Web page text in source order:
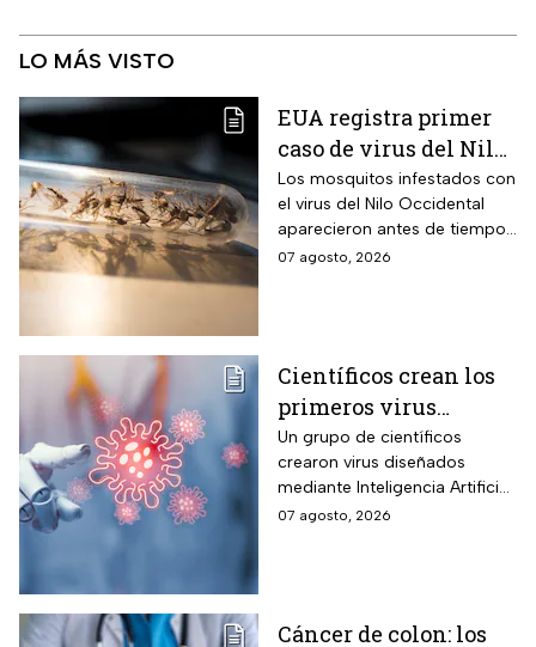
LO MÁS VISTO
EUA registra primer
caso de virus del Nilo
Occidental de 2026
Los mosquitos infestados con
el virus del Nilo Occidental
aparecieron antes de tiempo
en EUA; ya se registró el
07 agosto, 2026
Científicos crean los
primeros virus
diseñados por la IA,
¿son peligrosos para
los humanos?
Un grupo de científicos
crearon virus diseñados
mediante Inteligencia Artificial
pero se han encendido las
07 agosto, 2026
Cáncer de colon: los